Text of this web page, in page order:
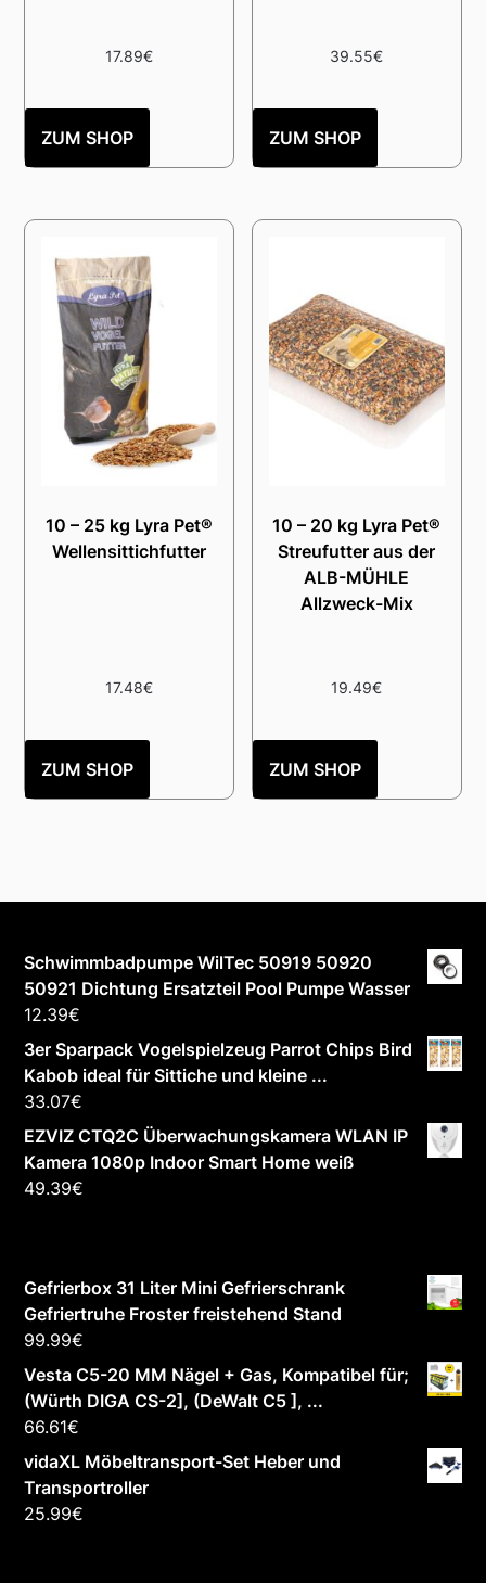
17.89€
ZUM SHOP
39.55€
ZUM SHOP
10 – 25 kg Lyra Pet®
Wellensittichfutter
17.48€
ZUM SHOP
10 – 20 kg Lyra Pet®
Streufutter aus der
ALB-MÜHLE
Allzweck-Mix
19.49€
ZUM SHOP
Schwimmbadpumpe WilTec 50919 50920
50921 Dichtung Ersatzteil Pool Pumpe Wasser
12.39€
3er Sparpack Vogelspielzeug Parrot Chips Bird
Kabob ideal für Sittiche und kleine ...
33.07€
EZVIZ CTQ2C Überwachungskamera WLAN IP
Kamera 1080p Indoor Smart Home weiß
49.39€
Gefrierbox 31 Liter Mini Gefrierschrank
Gefriertruhe Froster freistehend Stand
99.99€
Vesta C5-20 MM Nägel + Gas, Kompatibel für;
(Würth DIGA CS-2], (DeWalt C5 ], ...
66.61€
vidaXL Möbeltransport-Set Heber und
Transportroller
25.99€